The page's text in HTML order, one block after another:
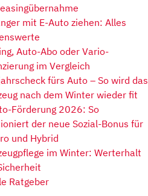
mit E-Auto ziehen: Alles
Auto-Abo oder Vario-
im Vergleich
fürs Auto – So wird das
nach dem Winter wieder fit
Förderung 2026: So
der neue Sozial-Bonus für
und Hybrid
im Winter: Werterhalt
Ratgeber